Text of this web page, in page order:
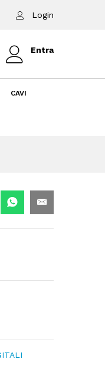
Login
Entra
CAVI
carrello